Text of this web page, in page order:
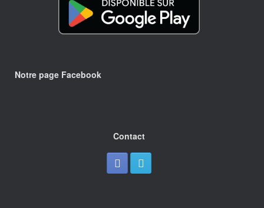
Notre page Facebook
Contact